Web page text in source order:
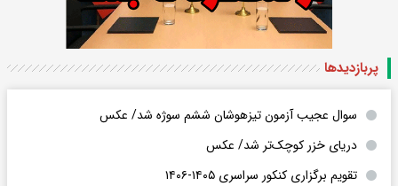
پربازدید‌ها
سوال عجیب آزمون تیزهوشان ششم سوژه شد/ عکس
دریای خزر کوچک‌تر شد/ عکس
تقویم برگزاری کنکور سراسری ۱۴۰۵-۱۴۰۶